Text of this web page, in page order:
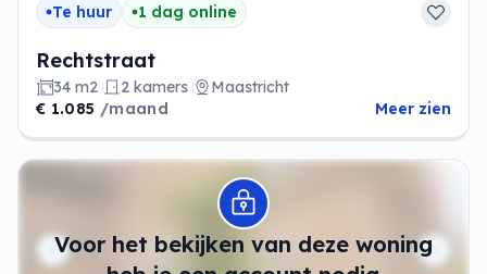
Te huur 1 dag online
Rechtstraat
34 m2 2 kamers
Maastricht
€ 1.085 /maand Meer zien
Voor het bekijken van deze woning
Modal openen